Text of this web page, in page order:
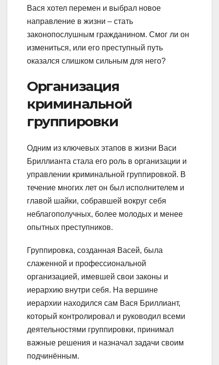
Вася хотел перемен и выбрал новое
направление в жизни – стать
законопослушным гражданином. Смог ли он
измениться, или его преступный путь
оказался слишком сильным для него?
Организация
криминальной
группировки
Одним из ключевых этапов в жизни Васи
Бриллианта стала его роль в организации и
управлении криминальной группировкой. В
течение многих лет он был исполнителем и
главой шайки, собравшей вокруг себя
неблагополучных, более молодых и менее
опытных преступников.
Группировка, созданная Васей, была
слаженной и профессиональной
организацией, имевшей свои законы и
иерархию внутри себя. На вершине
иерархии находился сам Вася Бриллиант,
который контролировал и руководил всеми
деятельностями группировки, принимал
важные решения и назначал задачи своим
подчинённым.